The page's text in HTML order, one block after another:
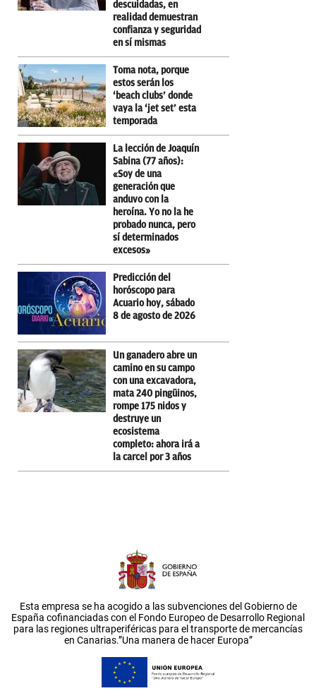
descuidadas, en
realidad demuestran
confianza y seguridad
en sí mismas
Toma nota, porque
estos serán los
‘beach clubs’ donde
vaya la ‘jet set’ esta
temporada
La lección de Joaquín
Sabina (77 años):
«Soy de una
generación que
anduvo con la
heroína. Yo no la he
probado nunca, pero
sí determinados
excesos»
Predicción del
horóscopo para
Acuario hoy, sábado
8 de agosto de 2026
Un ganadero abre un
camino en su campo
con una excavadora,
mata 240 pingüinos,
rompe 175 nidos y
destruye un
ecosistema
completo: ahora irá a
la carcel por 3 años
Esta empresa se ha acogido a las subvenciones del Gobierno de
España cofinanciadas con el Fondo Europeo de Desarrollo Regional
para las regiones ultraperiféricas para el transporte de mercancías
en Canarias.”Una manera de hacer Europa”